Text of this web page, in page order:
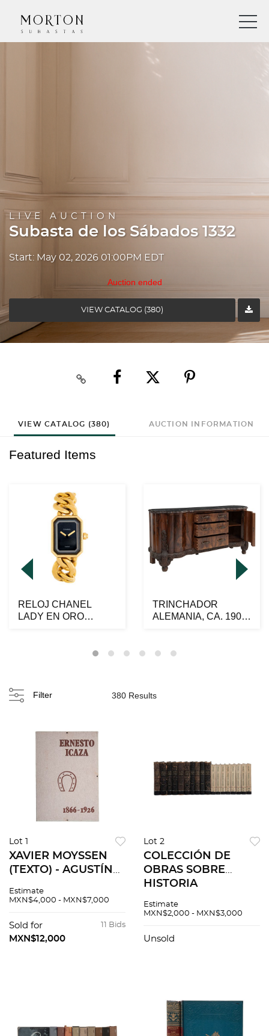
LIVE AUCTION
Subasta de los Sábados 1332
Start: May 02, 2026 01:00PM EDT
Auction ended
VIEW CATALOG (380)
VIEW CATALOG (380) AUCTION INFORMATION
Featured Items
RELOJ CHANEL
LADY EN ORO
TRINCHADOR
ALEMANIA, CA. 1900.
Filter 380 Results
Lot 1
XAVIER MOYSSEN
(TEXTO) - AGUSTÍN
(EDITOR) ERNESTO
MÉXICO:
LITÓGRAFOS
Estimate
MXN$4,000 - MXN$7,000
11 Bids
Sold for
MXN$12,000
Lot 2
COLECCIÓN DE
OBRAS SOBRE
HISTORIA
CESAR CANTU.
UNIVERSAL.
Estimate
MXN$2,000 - MXN$3,000
Unsold